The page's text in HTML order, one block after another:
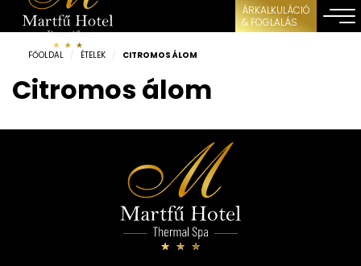
ÁRKALKULÁCIÓ
& FOGLALÁS
FŐOLDAL / ÉTELEK / CITROMOS ÁLOM
Citromos álom